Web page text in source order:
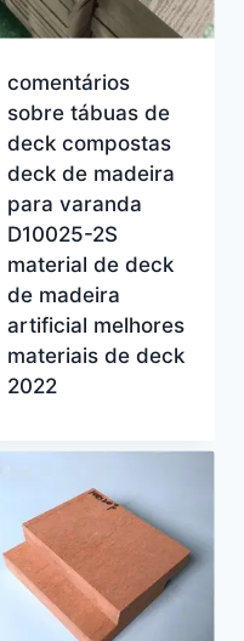
comentários
sobre tábuas de
deck compostas
deck de madeira
para varanda
D10025-2S
material de deck
de madeira
artificial melhores
materiais de deck
2022